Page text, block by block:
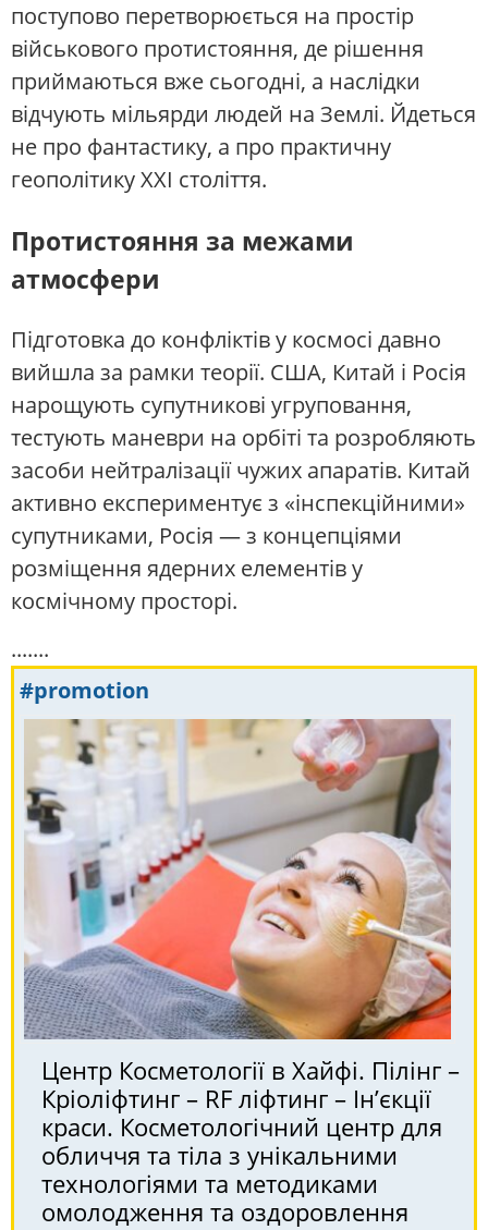
поступово перетворюється на простір
військового протистояння, де рішення
приймаються вже сьогодні, а наслідки
відчують мільярди людей на Землі. Йдеться
не про фантастику, а про практичну
геополітику XXI століття.
Протистояння за межами
атмосфери
Підготовка до конфліктів у космосі давно
вийшла за рамки теорії. США, Китай і Росія
нарощують супутникові угруповання,
тестують маневри на орбіті та розробляють
засоби нейтралізації чужих апаратів. Китай
активно експериментує з «інспекційними»
супутниками, Росія — з концепціями
розміщення ядерних елементів у
космічному просторі.
.......
#promotion
Центр Косметології в Хайфі. Пілінг –
Кріоліфтинг – RF ліфтинг – Ін’єкції
краси. Косметологічний центр для
обличчя та тіла з унікальними
технологіями та методиками
омолодження та оздоровлення